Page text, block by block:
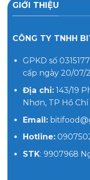
GIỚI THIỆU
CÔNG TY TNHH
GPKD số
cấp ngày 20/07/
Địa chỉ:143/19
Nhơn, TP Hồ
Email:
Hotline:
STK: 9907968